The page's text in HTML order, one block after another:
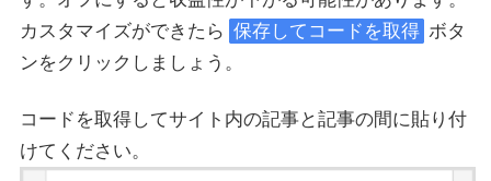
カスタマイズができたら 保存してコードを取得 ボタ
ンをクリックしましょう。
コードを取得してサイト内の記事と記事の間に貼り付
けてください。